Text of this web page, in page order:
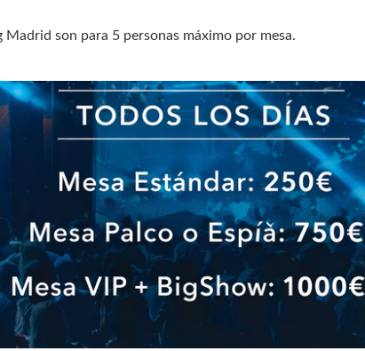
son para 5 personas máximo por mesa.